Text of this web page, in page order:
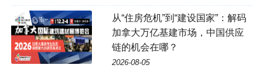
从“住房危机”到“建设国家”：解码
加拿大万亿基建市场，中国供应
链的机会在哪？
2026-08-05